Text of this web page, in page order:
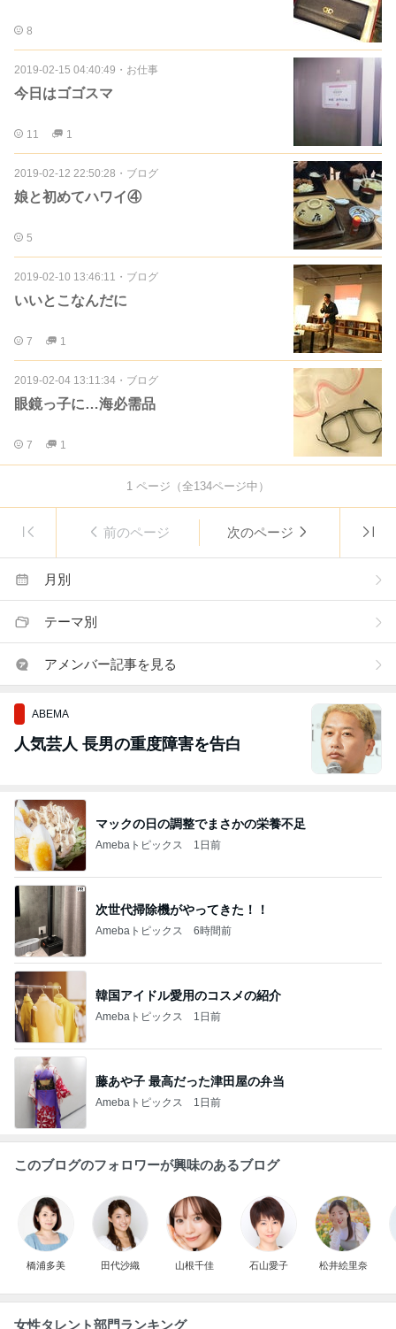
8
2019-02-15 04:40:49 ・ お仕事
今日はゴゴスマ
11 1
2019-02-12 22:50:28 ・ ブログ
娘と初めてハワイ④
5
2019-02-10 13:46:11 ・ ブログ
いいとこなんだに
7 1
2019-02-04 13:11:34 ・ ブログ
眼鏡っ子に…海必需品
7 1
1 ページ（全134ページ中）
前のページ 次のページ
月別
テーマ別
アメンバー記事を見る
ABEMA
人気芸人 長男の重度障害を告白
マックの日の調整でまさかの栄養不足
Amebaトピックス 1日前
次世代掃除機がやってきた！！
Amebaトピックス 6時間前
韓国アイドル愛用のコスメの紹介
Amebaトピックス 1日前
藤あや子 最高だった津田屋の弁当
Amebaトピックス 1日前
このブログのフォロワーが興味のあるブログ
橋浦多美 田代沙織 山根千佳 石山愛子 松井絵里奈
女性タレント部門ランキング